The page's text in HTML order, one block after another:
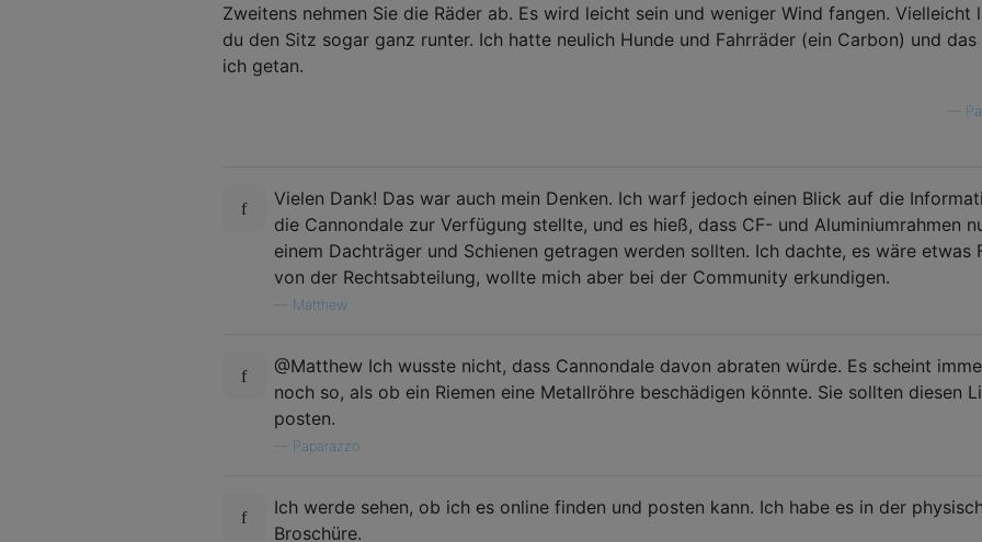
Zweitens nehmen Sie die Räder ab. Es wird leicht sein und weniger Wind fangen. Vielleicht
du den Sitz sogar ganz runter. Ich hatte neulich Hunde und Fahrräder (ein Carbon) und das
ich getan.
Vielen Dank! Das war auch mein Denken. Ich warf jedoch einen Blick auf die
die Cannondale zur Verfügung stellte, und es hieß, dass CF- und Aluminiumrahmen
einem Dachträger und Schienen getragen werden sollten. Ich dachte, es wäre etwas
von der Rechtsabteilung, wollte mich aber bei der Community erkundigen.
Matthew
@Matthew Ich wusste nicht, dass Cannondale davon abraten würde. Es scheint
noch so, als ob ein Riemen eine Metallröhre beschädigen könnte. Sie sollten diesen
posten.
Paparazzo
Ich werde sehen, ob ich es online finden und posten kann. Ich habe es in der
Broschüre.